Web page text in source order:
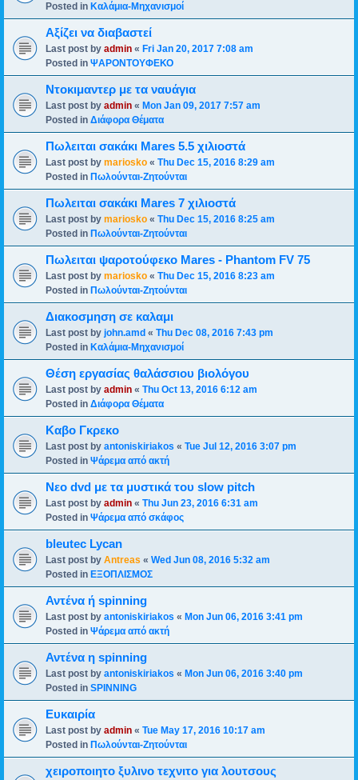
Posted in Καλάμια-Mηχανισμoί
Αξίζει να διαβαστεί
Last post by admin « Fri Jan 20, 2017 7:08 am
Posted in ΨΑΡΟΝΤΟΥΦΕΚΟ
Ντοκιμαντερ με τα ναυάγια
Last post by admin « Mon Jan 09, 2017 7:57 am
Posted in Διάφορα Θέματα
Πωλειται σακάκι Mares 5.5 χιλιοστά
Last post by mariosko « Thu Dec 15, 2016 8:29 am
Posted in Πωλούνται-Ζητούνται
Πωλειται σακάκι Mares 7 χιλιοστά
Last post by mariosko « Thu Dec 15, 2016 8:25 am
Posted in Πωλούνται-Ζητούνται
Πωλειται ψαροτούφεκο Mares - Phantom FV 75
Last post by mariosko « Thu Dec 15, 2016 8:23 am
Posted in Πωλούνται-Ζητούνται
Διακοσμηση σε καλαμι
Last post by john.amd « Thu Dec 08, 2016 7:43 pm
Posted in Καλάμια-Mηχανισμoί
Θέση εργασίας θαλάσσιου βιολόγου
Last post by admin « Thu Oct 13, 2016 6:12 am
Posted in Διάφορα Θέματα
Καβο Γκρεκο
Last post by antoniskiriakos « Tue Jul 12, 2016 3:07 pm
Posted in Ψάρεμα από ακτή
Νεο dvd με τα μυστικά του slow pitch
Last post by admin « Thu Jun 23, 2016 6:31 am
Posted in Ψάρεμα από σκάφος
bleutec Lycan
Last post by Antreas « Wed Jun 08, 2016 5:32 am
Posted in ΕΞΟΠΛΙΣΜΟΣ
Αντένα ή spinning
Last post by antoniskiriakos « Mon Jun 06, 2016 3:41 pm
Posted in Ψάρεμα από ακτή
Αντένα η spinning
Last post by antoniskiriakos « Mon Jun 06, 2016 3:40 pm
Posted in SPINNING
Ευκαιρία
Last post by admin « Tue May 17, 2016 10:17 am
Posted in Πωλούνται-Ζητούνται
χειροποιητο ξυλινο τεχνιτο για λουτσους